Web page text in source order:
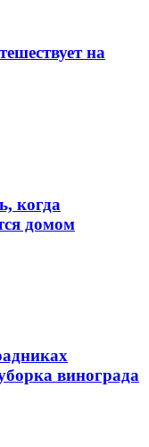
на
когда
домом
винограда